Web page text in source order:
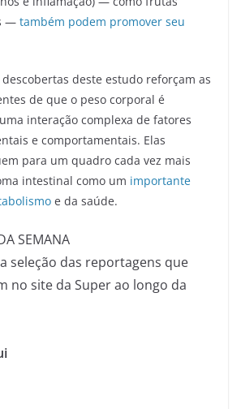
— também podem promover seu
deste estudo reforçam as
de que o peso corporal é
interação complexa de fatores
e comportamentais. Elas
para um quadro cada vez mais
intestinal como um importante
e da saúde.
SEMANA
seleção das reportagens que
no site da Super ao longo da